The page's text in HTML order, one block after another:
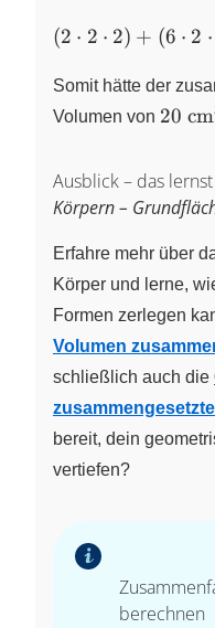
(2
2
\cdot
\cdot
2
1) =
8 +
12 =
20
(2 ⋅ 2 ⋅ 2) + (6 ⋅ 2 ⋅
Somit hätte der
Volumen von 20
20 cm
Ausblick – das
Körpern –
Erfahre mehr über
Körper und lerne,
Formen zerlegen
Volumen
schließlich auch die
bereit, dein
vertiefen?
berechnen